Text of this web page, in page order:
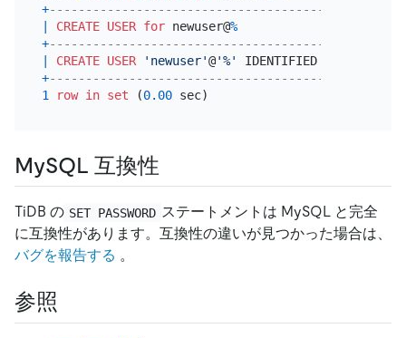
+
|
CREATE USER for newuser@%
+
|
CREATE USER 'newuser'@'%' IDENTIFIED
+
1
row in set (0.00
MySQL 互換性
TiDB の SET PASSWORD ステートメントは MySQL と完全
に互換性があります。互換性の違いが見つかった場合は、
バグを報告する 。
参照